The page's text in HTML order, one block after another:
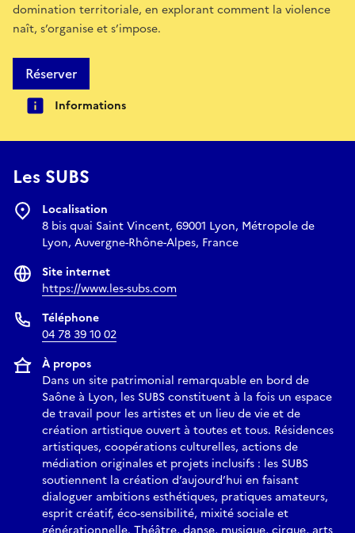
domination territoriale, en explorant comment la violence
naît, s’organise et s’impose.
Réserver
Informations
Les SUBS
Localisation
8 bis quai Saint Vincent, 69001 Lyon, Métropole de
Lyon, Auvergne-Rhône-Alpes, France
Site internet
https://www.les-subs.com
Téléphone
04 78 39 10 02
À propos
Dans un site patrimonial remarquable en bord de
Saône à Lyon, les SUBS constituent à la fois un espace
de travail pour les artistes et un lieu de vie et de
création artistique ouvert à toutes et tous. Résidences
artistiques, coopérations culturelles, actions de
médiation originales et projets inclusifs : les SUBS
soutiennent la création d’aujourd’hui en faisant
dialoguer ambitions esthétiques, pratiques amateurs,
esprit créatif, éco-sensibilité, mixité sociale et